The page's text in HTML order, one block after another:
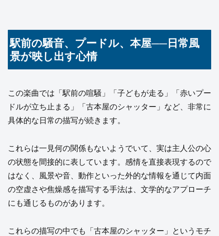
駅前の騒音、プードル、本屋──日常風
景が映し出す心情
この楽曲では「駅前の喧騒」「子どもが走る」「赤いプー
ドルが立ち止まる」「古本屋のシャッター」など、非常に
具体的な日常の描写が続きます。
これらは一見何の関係もないようでいて、実は主人公の心
の状態を間接的に表しています。感情を直接表現するので
はなく、風景や音、動作といった外的な情報を通じて内面
の空虚さや焦燥感を描写する手法は、文学的なアプローチ
にも通じるものがあります。
これらの描写の中でも「古本屋のシャッター」というモチ